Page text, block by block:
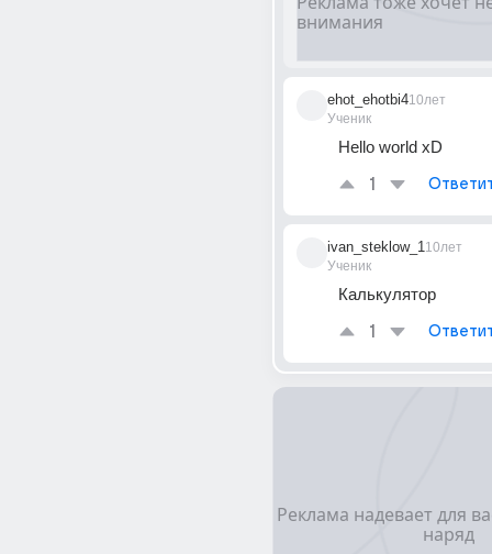
ehot_ehotbi4
Ученик
10лет
Hello world xD
1
ivan_steklow_1
Ученик
10лет
Калькулятор
1